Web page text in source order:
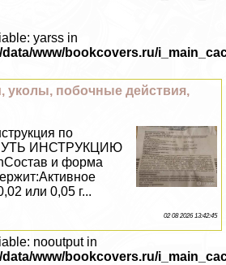
yarss in
data/www/bookcovers.ru/
уколы, побочные действия,
по
ИНСТРУКЦИЮ
и форма
или 0,05 г...
02 08 2026 13:42:45
nooutput in
data/www/bookcovers.ru/